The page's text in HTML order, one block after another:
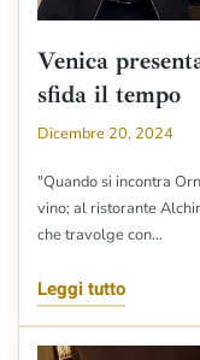
Venica
sfida il tempo
Dicembre 20, 2024
"Quando si incontra
vino; al ristorante
che travolge con…
Leggi tutto